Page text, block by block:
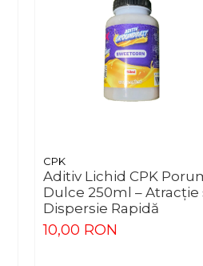
CPK
Aditiv Lichid CPK
Dulce 250ml – Atracție
Dispersie Rapidă
10,00 RON